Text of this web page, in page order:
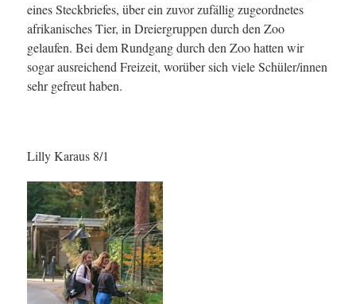
eines Steckbriefes, über ein zuvor zufällig zugeordnetes
afrikanisches Tier, in Dreiergruppen durch den Zoo
gelaufen. Bei dem Rundgang durch den Zoo hatten wir
sogar ausreichend Freizeit, worüber sich viele Schüler/innen
sehr gefreut haben.
Lilly Karaus 8/1